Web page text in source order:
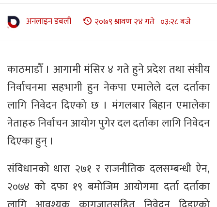
अनलाइन डबली २०७९ श्रावण २४ गते ०३:२८ बजे
काठमाडौँ । आगामी मंसिर ४ गते हुने प्रदेश तथा संघीय
निर्वाचनमा सहभागी हुन नेकपा एमालेले दल दर्ताका
लागि निवेदन दिएको छ । मंगलबार बिहान एमालेका
नेताहरु निर्वाचन आयोग पुगेर दल दर्ताका लागि निवेदन
दिएका हुन् ।
संविधानको धारा २७१ र राजनीतिक दलसम्बन्धी ऐन,
२०७४ को दफा १९ बमोजिम आयोगमा दर्ता दर्ताका